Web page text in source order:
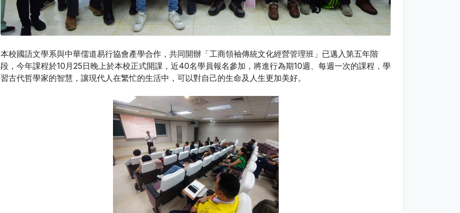
本校國語文學系與中華儒道易行協會產學合作，共同開辦「工商領袖傳統文化經營管理班」已邁入第五年階
段，今年課程於10月25日晚上於本校正式開課，近40名學員報名參加，將進行為期10週、每週一次的課程，學
習古代哲學家的智慧，讓現代人在繁忙的生活中，可以對自己的生命及人生更加美好。